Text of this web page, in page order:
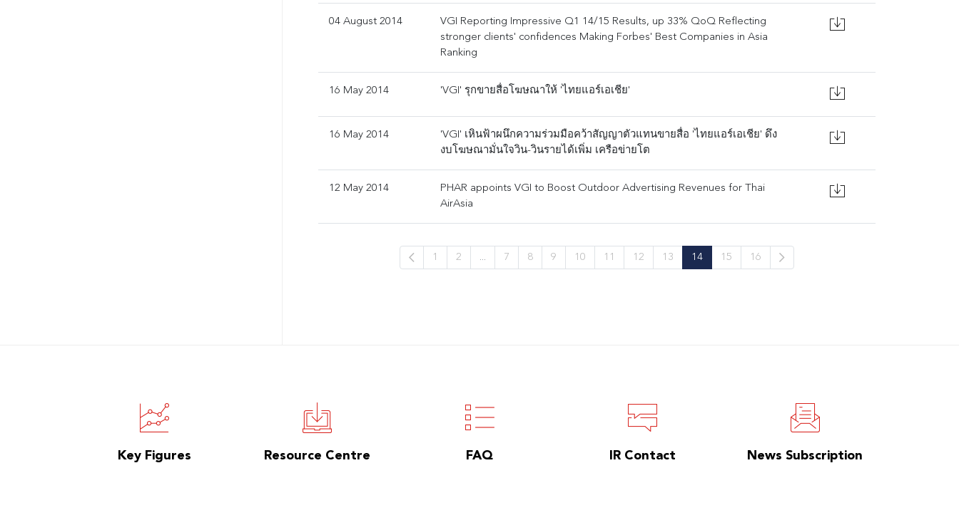
04 August 2014
VGI Reporting Impressive Q1 14/15 Results, up 33% QoQ Reflecting
stronger clients' confidences Making Forbes' Best Companies in Asia
Ranking
16 May 2014 'VGI' รุกขายสื่อโฆษณาให้ 'ไทยแอร์เอเชีย'
16 May 2014
'VGI' เหินฟ้าผนึกความร่วมมือคว้าสัญญาตัวแทนขายสื่อ 'ไทยแอร์เอเชีย' ดึง
งบโฆษณามั่นใจวิน-วินรายได้เพิ่ม เครือข่ายโต
12 May 2014
PHAR appoints VGI to Boost Outdoor Advertising Revenues for Thai
AirAsia
1 2 ... 7 8 9 10 11 12 13 14 15 16
Key Figures Resource Centre FAQ IR Contact News Subscription